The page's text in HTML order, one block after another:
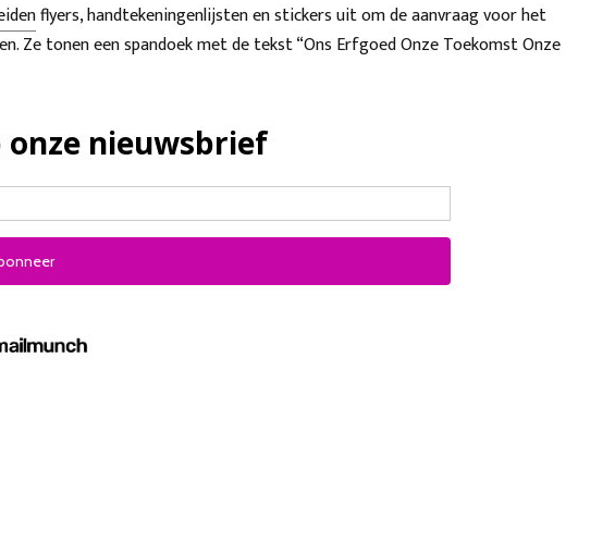
flyers, handtekeningenlijsten en stickers uit om de aanvraag voor het
Ze tonen een spandoek met de tekst “Ons Erfgoed Onze Toekomst Onze